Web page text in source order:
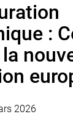
:
2026